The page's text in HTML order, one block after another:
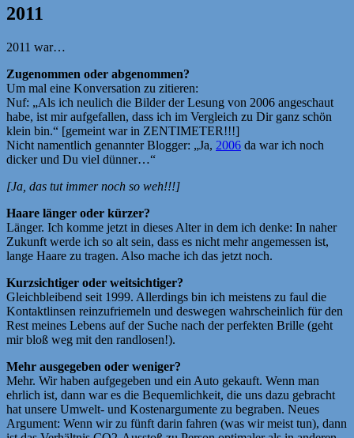
2011
2011 war…
Zugenommen oder abgenommen?
Um mal eine Konversation zu zitieren:
Nuf: „Als ich neulich die Bilder der Lesung von 2006 angeschaut
habe, ist mir aufgefallen, dass ich im Vergleich zu Dir ganz schön
klein bin.“ [gemeint war in ZENTIMETER!!!]
Nicht namentlich genannter Blogger: „Ja, 2006 da war ich noch
dicker und Du viel dünner…“
[Ja, das tut immer noch so weh!!!]
Haare länger oder kürzer?
Länger. Ich komme jetzt in dieses Alter in dem ich denke: In naher
Zukunft werde ich so alt sein, dass es nicht mehr angemessen ist,
lange Haare zu tragen. Also mache ich das jetzt noch.
Kurzsichtiger oder weitsichtiger?
Gleichbleibend seit 1999. Allerdings bin ich meistens zu faul die
Kontaktlinsen reinzufriemeln und deswegen wahrscheinlich für den
Rest meines Lebens auf der Suche nach der perfekten Brille (geht
mir bloß weg mit den randlosen!).
Mehr ausgegeben oder weniger?
Mehr. Wir haben aufgegeben und ein Auto gekauft. Wenn man
ehrlich ist, dann war es die Bequemlichkeit, die uns dazu gebracht
hat unsere Umwelt- und Kostenargumente zu begraben. Neues
Argument: Wenn wir zu fünft darin fahren (was wir meist tun), dann